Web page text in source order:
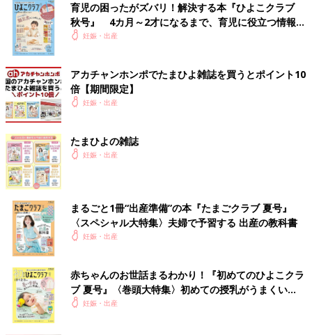
無痛分娩で映画見ながら出産した方の話とか聞いてたから、「私
も今回の出産は余裕なのでは…？」と思ってた。このときまで
は。
＞＞ツボウチ出産劇場＆育児劇場 これまでのお話はこちら！
前の話
子がなんか変【ツボウ
チ育児劇場 #76】
育児の困ったがズバリ！解決する本『ひよこクラブ
秋号』 4カ月～2才になるまで、育児に役立つ情報が
いっぱい！
妊娠・出産
アカチャンホンポでたまひよ雑誌を買うとポイント10
倍【期間限定】
妊娠・出産
たまひよの雑誌
妊娠・出産
まるごと1冊“出産準備”の本『たまごクラブ 夏号』
〈スペシャル大特集〉夫婦で予習する 出産の教科書
妊娠・出産
赤ちゃんのお世話まるわかり！『初めてのひよこクラ
ブ 夏号』〈巻頭大特集〉初めての授乳がうまくい
く！ おっぱい・ミルクの基本と夏のトラブル 解決テ
妊娠・出産